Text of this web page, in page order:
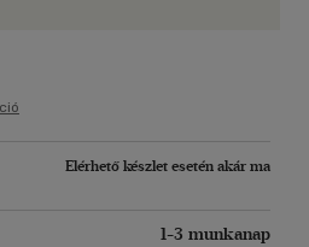
Elérhető készlet esetén akár ma
1-3 munkanap